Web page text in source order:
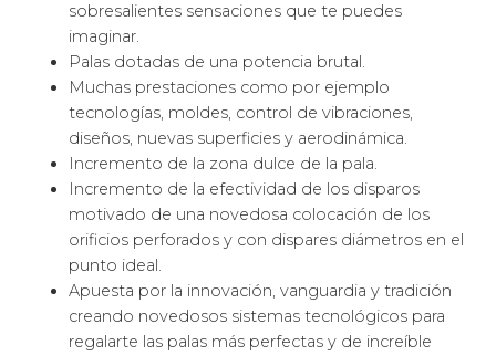
sobresalientes sensaciones que te puedes
imaginar.
Palas dotadas de una potencia brutal.
Muchas prestaciones como por ejemplo
tecnologías, moldes, control de vibraciones,
diseños, nuevas superficies y aerodinámica.
Incremento de la zona dulce de la pala.
Incremento de la efectividad de los disparos
motivado de una novedosa colocación de los
orificios perforados y con dispares diámetros en el
punto ideal.
Apuesta por la innovación, vanguardia y tradición
creando novedosos sistemas tecnológicos para
regalarte las palas más perfectas y de increíble